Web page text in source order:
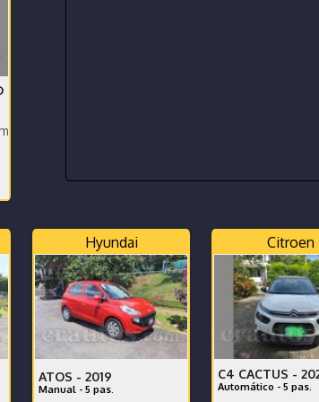
PPF y ceramico. Techo Panoramico
Perfecto
Hyundai
ATOS - 2019
Manual - 5 pas.
Citroen
C4 CACTUS -
Automático - 5 pas.